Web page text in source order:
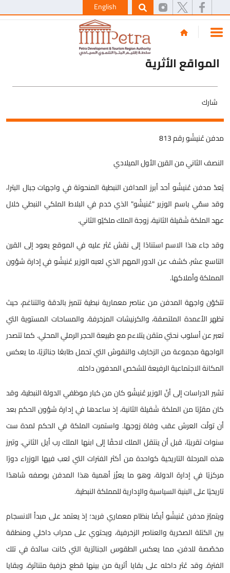
English
المواقع الأثرية
شارك
مدفن عُنيشُو رقم 813
النصف الثاني من القرن الأول الميلادي
يُعدّ مدفن عُنيشُو أحد أبرز المدافن النبطية المنحوتة في واجهات جبال البترا،
وقد سمّي باسم الوزير "عُنيشُو" الذي خدم في البلاط الملكي النبطي خلال
عهد الملكة شَقيلة الثانية، زوجة الملك ملكيّو الثاني.
وقد جاء هذا الاسم استنادًا إلى نقش عُثر عليه في الموقع يعود إلى القرن
التاسع عشر، كشف عن الدور المهم الذي لعبه الوزير عُنيشُو في إدارة شؤون
المملكة وأملاكها.
تتكوّن واجهة المدفن من عناصر معمارية نبطية تتميز بالدقة والتناغم، حيث
تظهر الأعمدة الملتصقة، والكرنيشات المزخرفة، والمساحات المستوية التي
تعبر عن أسلوب نحتي متقن يتلاءم مع طبيعة الحجر الرملي المحلي. كما تتصدر
الواجهة مجموعة من الزخارف والنقوش التي تحمل طابعًا جنائزيًا، ما يعكس
المكانة الاجتماعية الرفيعة للشخص المدفون داخله.
تشير الدراسات إلى أنّ الوزير عُنيشُو كان من كبار موظفي الدولة النبطية، وقد
كان مقرّبًا من الملكة شَقيلة الثانية، إذ ساعدها في إدارة شؤون الحكم بعد
أن تولّت العرش عقب وفاة زوجها. واستمرت الملكة في الحكم لمدة ست
سنوات تقريبًا، قبل أن ينتقل الملك لاحقًا إلى ابنها الملك رب أيل الثاني. وتبرز
هذه المرحلة التاريخية كواحدة من أكثر الفترات التي لعب فيها الوزراء دورًا
مركزيًا في إدارة الدولة، وهو ما يعزّز أهمية هذا المدفن بوصفه شاهدًا
تاريخيًا على البنية السياسية والإدارية للمملكة النبطية.
ويتميّز مدفن عُنيشُو أيضًا بنظام معماري فريد؛ إذ يعتمد على مبدأ الانسجام
بين الكتلة الصخرية والعناصر الزخرفية، ويحتوي على محراب داخلي ومنطقة
مخصّصة للدفن، مما يعكس الطقوس الجنائزية التي كانت سائدة في تلك
الفترة. وقد عُثر داخله على بقايا أثرية من بينها قطع خزفية متناثرة، وبقايا